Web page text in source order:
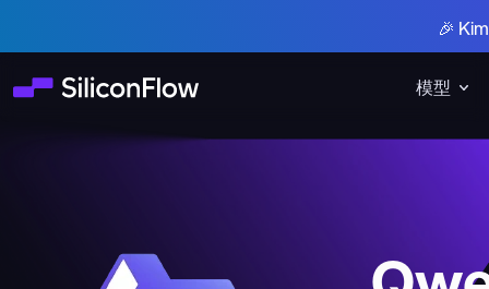
模型
🎉